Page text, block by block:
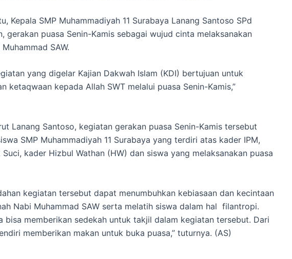
Kepala SMP Muhammadiyah 11 Surabaya Lanang Santoso SPd
gerakan puasa Senin-Kamis sebagai wujud cinta melaksanakan
SAW.
yang digelar Kajian Dakwah Islam (KDI) bertujuan untuk
ketaqwaan kepada Allah SWT melalui puasa Senin-Kamis,”
Lanang Santoso, kegiatan gerakan puasa Senin-Kamis tersebut
SMP Muhammadiyah 11 Surabaya yang terdiri atas kader IPM,
Suci, kader Hizbul Wathan (HW) dan siswa yang melaksanakan puasa
kegiatan tersebut dapat menumbuhkan kebiasaan dan kecintaan
Nabi Muhammad SAW serta melatih siswa dalam hal filantropi.
bisa memberikan sedekah untuk takjil dalam kegiatan tersebut. Dari
memberikan makan untuk buka puasa,” tuturnya. (AS)